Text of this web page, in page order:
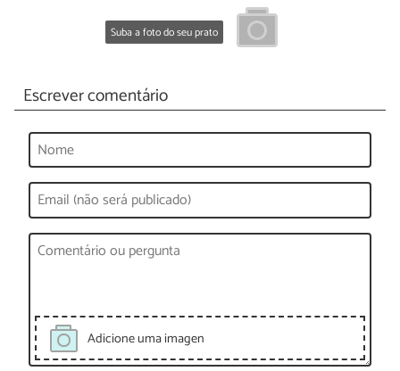
Suba a foto do seu prato
Escrever comentário
Adicione uma imagen